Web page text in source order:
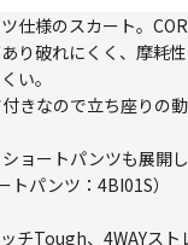
仕様のスカート。
り破れにくく、摩耗
い。
きなので立ち座りの
ョートパンツも展開
トパンツ： 4BI01S）
Tough、4WAYスト